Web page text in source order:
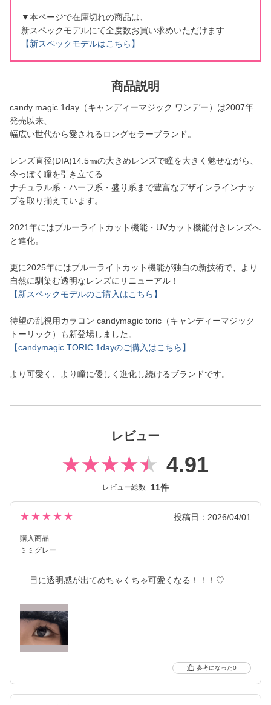
▼本ページで在庫切れの商品は、
新スペックモデルにて全度数お買い求めいただけます
【新スペックモデルはこちら】
商品説明
candy magic 1day（キャンディーマジック ワンデー）は2007年
発売以来、
幅広い世代から愛されるロングセラーブランド。
レンズ直径(DIA)14.5㎜の大きめレンズで瞳を大きく魅せながら、
今っぽく瞳を引き立てる
ナチュラル系・ハーフ系・盛り系まで豊富なデザインラインナッ
プを取り揃えています。
2021年にはブルーライトカット機能・UVカット機能付きレンズへ
と進化。
更に2025年にはブルーライトカット機能が独自の新技術で、より
自然に馴染む透明なレンズにリニューアル！
【新スペックモデルのご購入はこちら】
待望の乱視用カラコン candymagic toric（キャンディーマジック
トーリック）も新登場しました。
【candymagic TORIC 1dayのご購入はこちら】
より可愛く、より瞳に優しく進化し続けるブランドです。
レビュー
4.91
レビュー総数 11件
★★★★★ 投稿日：2026/04/01
購入商品
ミミグレー
目に透明感が出てめちゃくちゃ可愛くなる！！！♡
0